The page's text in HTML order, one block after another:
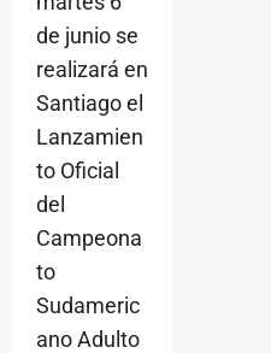
de junio se
realizará en
Santiago el
Lanzamien
to Oficial
del
Campeona
to
Sudameric
ano Adulto